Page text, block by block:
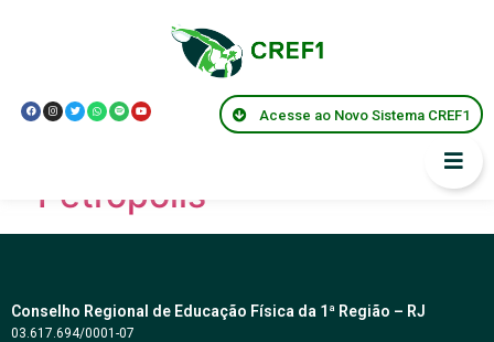
Acesse ao Novo Sistema CREF1
Modalidade:
Resolução Municipal
Prêmio Denoni Pereira Alves
– Petrópolis
Conselho Regional de Educação Física da 1ª Região – RJ
03.617.694/0001-07